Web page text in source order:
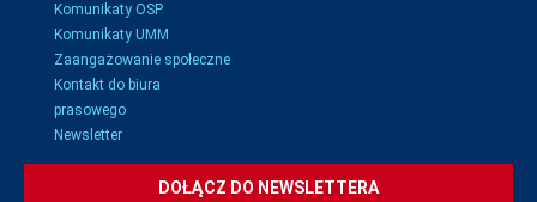
Komunikaty OSP
Komunikaty UMM
Zaangażowanie społeczne
Kontakt do biura
prasowego
Newsletter
DOŁĄCZ DO NEWSLETTERA